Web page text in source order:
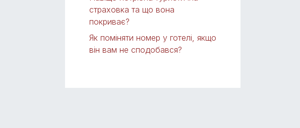
страховка та що вона
покриває?
Як поміняти номер у готелі, якщо
він вам не сподобався?